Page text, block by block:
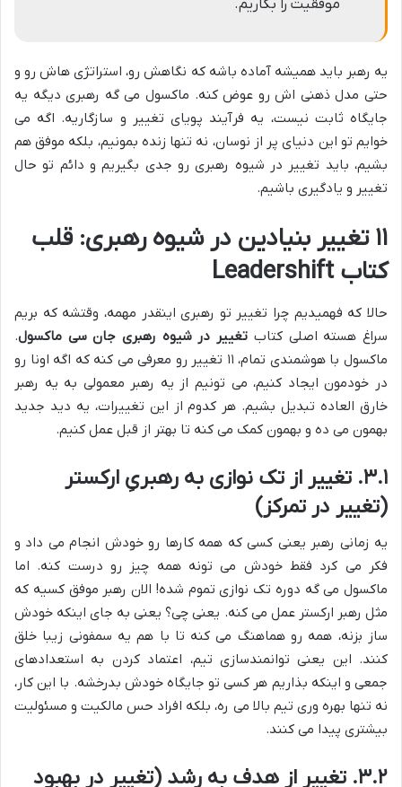
موفقیت را بکاریم.
یه رهبر باید همیشه آماده باشه که نگاهش رو، استراتژی هاش رو و
حتی مدل ذهنی اش رو عوض کنه. ماکسول می گه رهبری دیگه یه
جایگاه ثابت نیست، یه فرآیند پویای تغییر و سازگاریه. اگه می
خوایم تو این دنیای پر از نوسان، نه تنها زنده بمونیم، بلکه موفق هم
بشیم، باید تغییر در شیوه رهبری رو جدی بگیریم و دائم تو حال
تغییر و یادگیری باشیم.
۱۱ تغییر بنیادین در شیوه رهبری: قلب
کتاب Leadershift
حالا که فهمیدیم چرا تغییر تو رهبری اینقدر مهمه، وقتشه که بریم
سراغ هسته اصلی کتاب تغییر در شیوه رهبری جان سی ماکسول.
ماکسول با هوشمندی تمام، ۱۱ تغییر رو معرفی می کنه که اگه اونا رو
در خودمون ایجاد کنیم، می تونیم از یه رهبر معمولی به یه رهبر
خارق العاده تبدیل بشیم. هر کدوم از این تغییرات، یه دید جدید
بهمون می ده و بهمون کمک می کنه تا بهتر از قبل عمل کنیم.
۳.۱. تغییر از تک نوازی به رهبریِ ارکستر
(تغییر در تمرکز)
یه زمانی رهبر یعنی کسی که همه کارها رو خودش انجام می داد و
فکر می کرد فقط خودش می تونه همه چیز رو درست کنه. اما
ماکسول می گه دوره تک نوازی تموم شده! الان رهبر موفق کسیه که
مثل رهبر ارکستر عمل می کنه. یعنی چی؟ یعنی به جای اینکه خودش
ساز بزنه، همه رو هماهنگ می کنه تا با هم یه سمفونی زیبا خلق
کنند. این یعنی توانمندسازی تیم، اعتماد کردن به استعدادهای
جمعی و اینکه بذاریم هر کسی تو جایگاه خودش بدرخشه. با این کار،
نه تنها بهره وری تیم بالا می ره، بلکه افراد حس مالکیت و مسئولیت
بیشتری پیدا می کنند.
۳.۲. تغییر از هدف به رشد (تغییر در بهبود